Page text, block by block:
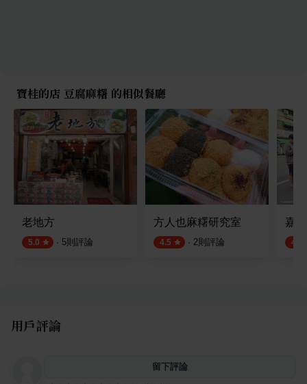
寶桂的店 豆腐麻糬 的相似餐廳
老地方
5.0 · 5則評論
方人也麻糬研究室
4.5 · 2則評論
嘉
4.5
用戶評論
留下評論